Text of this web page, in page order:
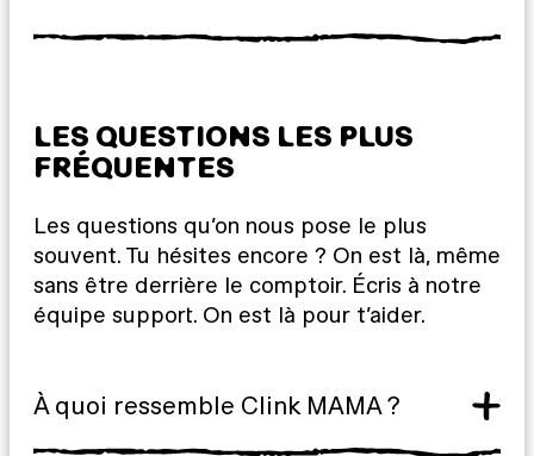
LES QUESTIONS LES PLUS
FRÉQUENTES
Les questions qu’on nous pose le plus
souvent. Tu hésites encore ? On est là, même
sans être derrière le comptoir. Écris à notre
équipe support. On est là pour t’aider.
À quoi ressemble Clink MAMA ?